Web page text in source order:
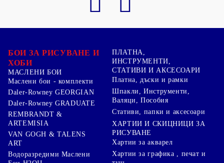
БОИ ЗА РИСУВАНЕ И
ХОБИ
МАСЛЕНИ БОИ
Маслени бои - комплекти
Daler-Rowney GEORGIAN
Daler-Rowney GRADUATE
REMBRANDT &
ARTEMISIA
VAN GOGH & TALENS
ART
Водоразредими Маслени
ПЛАТНА,
ИНСТРУМЕНТИ,
СТАТИВИ И АКСЕСОАРИ
Платна, дъски и рамки
Шпакли, Инструменти,
Валяци, Пособия
Стативи, папки и аксесоари
ХАРТИИ И СКИЦНИЦИ ЗА
РИСУВАНЕ
Хартии за акварел
Хартии за графика , печат и